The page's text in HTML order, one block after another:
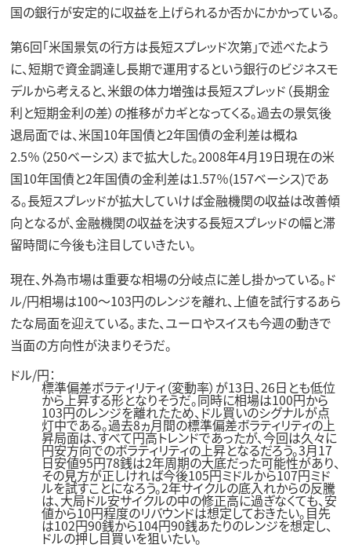
国の銀行が安定的に収益を上げられるか否かにかかっている。
第6回「米国景気の行方は長短スプレッド次第」で述べたよう
に、短期で資金調達し長期で運用するという銀行のビジネスモ
デルから考えると、米銀の体力増強は長短スプレッド（長期金
利と短期金利の差）の推移がカギとなってくる。過去の景気後
退局面では、米国10年国債と2年国債の金利差は概ね
2.5％（250ベーシス）まで拡大した。2008年4月19日現在の米
国10年国債と2年国債の金利差は1.57％(157ベーシス)であ
る。長短スプレッドが拡大していけば金融機関の収益は改善傾
向となるが、金融機関の収益を決する長短スプレッドの幅と滞
留時間に今後も注目していきたい。
現在、外為市場は重要な相場の分岐点に差し掛かっている。ド
ル/円相場は100～103円のレンジを離れ、上値を試行するあら
たな局面を迎えている。また、ユーロやスイスも今週の動きで
当面の方向性が決まりそうだ。
ドル/円：
標準偏差ボラティリティ（変動率）が13日、26日とも低位
から上昇する形となりそうだ。同時に相場は100円から
103円のレンジを離れたため、ドル買いのシグナルが点
灯中である。過去8ヵ月間の標準偏差ボラティリティの上
昇局面は、すべて円高トレンドであったが、今回は久々に
円安方向でのボラティリティの上昇となるだろう。3月17
日安値95円78銭は2年周期の大底だった可能性があり、
その見方が正しければ今後105円ミドルから107円ミド
ルを試すことになろう。2年サイクルの底入れからの反騰
は、大局ドル安サイクルの中の修正高に過ぎなくても、安
値から10円程度のリバウンドは想定しておきたい。目先
は102円90銭から104円90銭あたりのレンジを想定し、
ドルの押し目買いを狙いたい。